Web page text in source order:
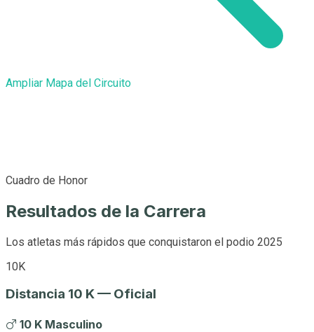
Ampliar Mapa del Circuito
Cuadro de Honor
Resultados de la Carrera
Los atletas más rápidos que conquistaron el podio 2025
10K
Distancia 10 K — Oficial
10 K Masculino